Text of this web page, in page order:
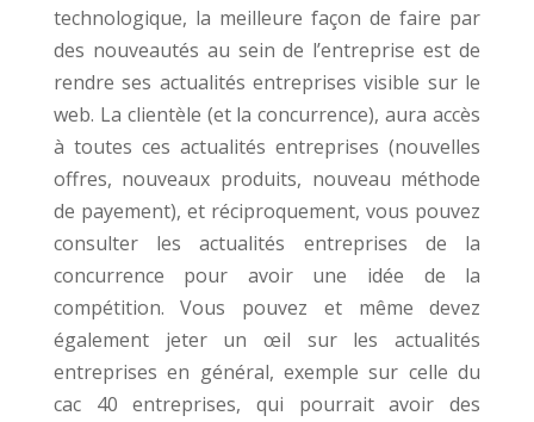
technologique, la meilleure façon de faire par
des nouveautés au sein de l’entreprise est de
rendre ses actualités entreprises visible sur le
web. La clientèle (et la concurrence), aura accès
à toutes ces actualités entreprises (nouvelles
offres, nouveaux produits, nouveau méthode
de payement), et réciproquement, vous pouvez
consulter les actualités entreprises de la
concurrence pour avoir une idée de la
compétition. Vous pouvez et même devez
également jeter un œil sur les actualités
entreprises en général, exemple sur celle du
cac 40 entreprises, qui pourrait avoir des